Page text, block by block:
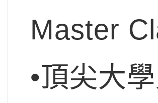
Master
•頂尖大